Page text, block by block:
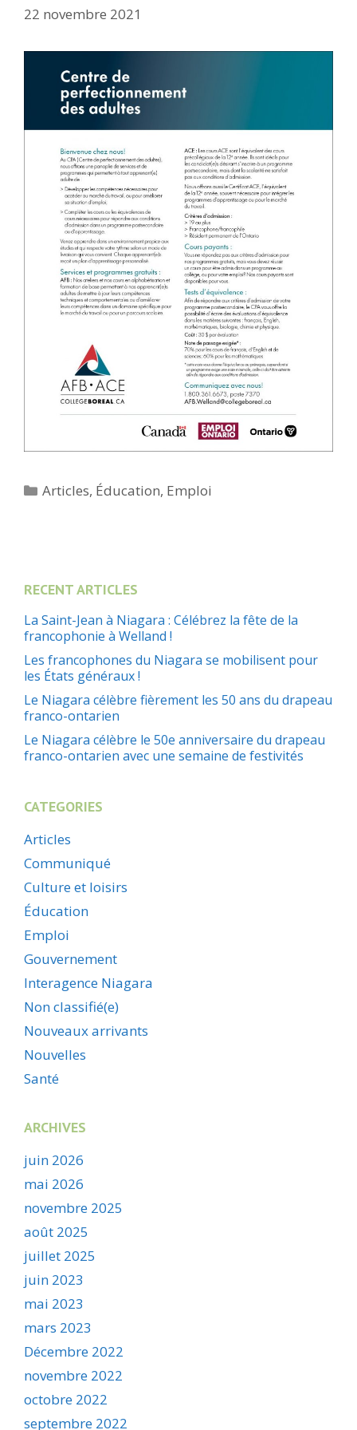
22 novembre 2021
Catégories
Articles, Éducation, Emploi
RECENT ARTICLES
La Saint-Jean à Niagara : Célébrez la fête de la
francophonie à Welland !
Les francophones du Niagara se mobilisent pour
les États généraux !
Le Niagara célèbre fièrement les 50 ans du drapeau
franco-ontarien
Le Niagara célèbre le 50e anniversaire du drapeau
franco-ontarien avec une semaine de festivités
CATEGORIES
Articles
Communiqué
Culture et loisirs
Éducation
Emploi
Gouvernement
Interagence Niagara
Non classifié(e)
Nouveaux arrivants
Nouvelles
Santé
ARCHIVES
juin 2026
mai 2026
novembre 2025
août 2025
juillet 2025
juin 2023
mai 2023
mars 2023
Décembre 2022
novembre 2022
octobre 2022
septembre 2022